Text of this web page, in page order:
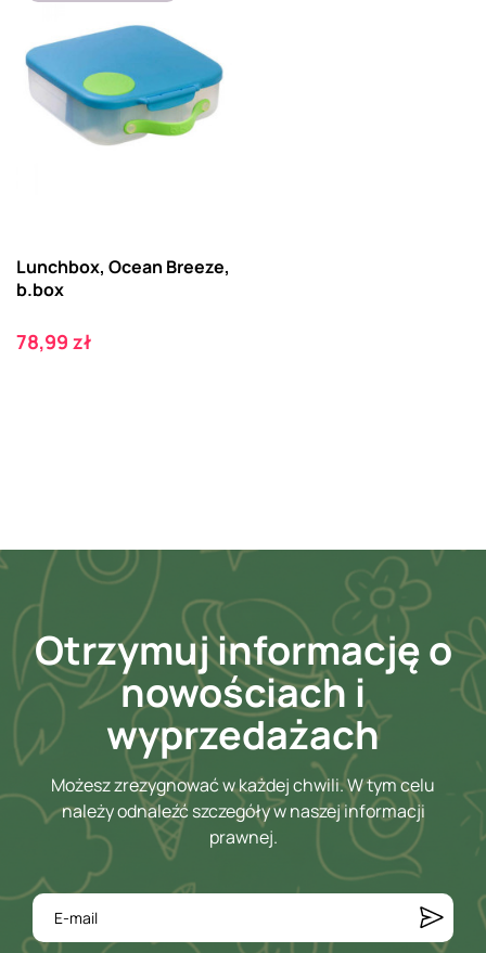
Lunchbox, Ocean Breeze,
b.box
Cena
78,99 zł
Otrzymuj informację o
nowościach i
wyprzedażach
Możesz zrezygnować w każdej chwili. W tym celu
należy odnaleźć szczegóły w naszej informacji
prawnej.